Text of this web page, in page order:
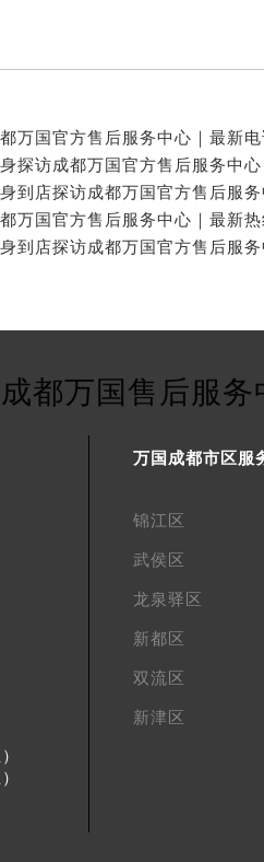
成都万国售后服务
万国成都市区服
锦江区
武侯区
龙泉驿区
新都区
双流区
新津区